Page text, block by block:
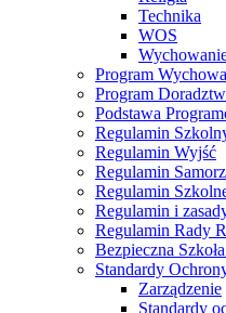
Technika
WOS
Program
Program
Podstawa
Regulamin
Regulamin Wyjść
Regulamin
Regulamin
Regulamin i
Regulamin Rady
Bezpieczna
Standardy
Zarządzenie
Standardy